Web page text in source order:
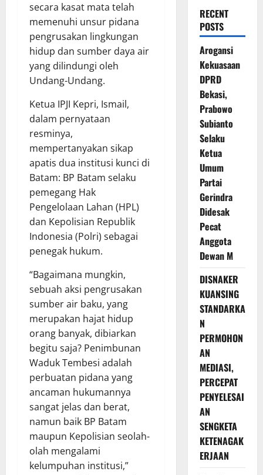
secara kasat mata telah
memenuhi unsur pidana
pengrusakan lingkungan
hidup dan sumber daya air
yang dilindungi oleh
Undang-Undang.
Ketua IPJI Kepri, Ismail,
dalam pernyataan
resminya,
mempertanyakan sikap
apatis dua institusi kunci di
Batam: BP Batam selaku
pemegang Hak
Pengelolaan Lahan (HPL)
dan Kepolisian Republik
Indonesia (Polri) sebagai
penegak hukum.
“Bagaimana mungkin,
sebuah aksi pengrusakan
sumber air baku, yang
merupakan hajat hidup
orang banyak, dibiarkan
begitu saja? Penimbunan
Waduk Tembesi adalah
perbuatan pidana yang
ancaman hukumannya
sangat jelas dan berat,
namun baik BP Batam
maupun Kepolisian seolah-
olah mengalami
kelumpuhan institusi,”
RECENT
POSTS
Arogansi
Kekuasaan
DPRD
Bekasi,
Prabowo
Subianto
Selaku
Ketua
Umum
Partai
Gerindra
Didesak
Pecat
Anggota
Dewan M
DISNAKER
KUANSING
STANDARKA
N
PERMOHON
AN
MEDIASI,
PERCEPAT
PENYELESAI
AN
SENGKETA
KETENAGAK
ERJAAN